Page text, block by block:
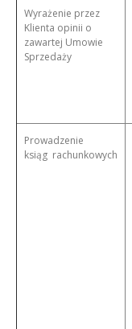
Wyrażenie przez
Klienta opinii o
zawartej Umowie
Sprzedaży
Prowadzenie
ksiąg rachunkowych